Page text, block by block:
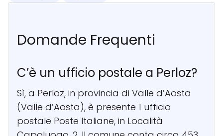
Domande Frequenti
C’è un ufficio postale a Perloz?
Sì, a Perloz, in provincia di Valle d’Aosta
(Valle d’Aosta), è presente 1 ufficio
postale Poste Italiane, in Località